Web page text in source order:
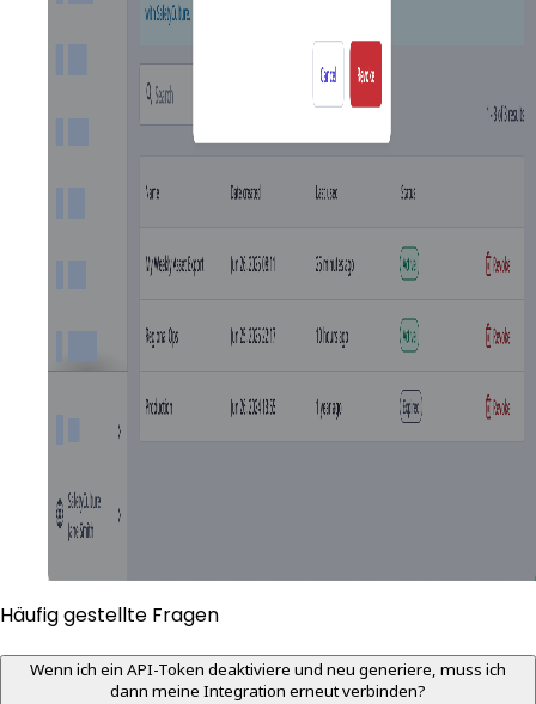
Häufig gestellte Fragen
Wenn ich ein API-Token deaktiviere und neu generiere, muss ich
dann meine Integration erneut verbinden?